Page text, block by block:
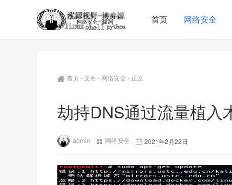
首页 网络安全
首页-文章- 网络安全 - 正文
劫持DNS通过流量植入
admin 网络安全 2021年2月22日